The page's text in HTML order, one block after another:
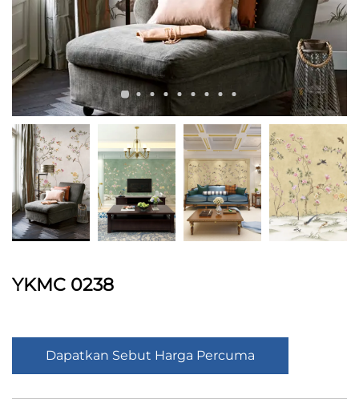
YKMC 0238
Dapatkan Sebut Harga Percuma